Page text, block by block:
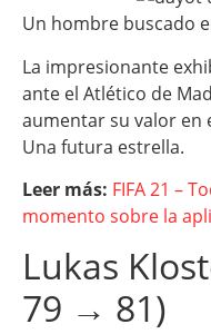
Un hombre buscado
La impresionante
ante el Atlético de
aumentar su valor en
Una futura estrella.
Leer más: FIFA 21 –
momento sobre la
Lukas
79 → 81)